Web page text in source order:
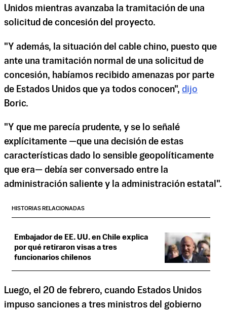
Unidos mientras avanzaba la tramitación de una
solicitud de concesión del proyecto.
"Y además, la situación del cable chino, puesto que
ante una tramitación normal de una solicitud de
concesión, habíamos recibido amenazas por parte
de Estados Unidos que ya todos conocen", dijo
Boric.
"Y que me parecía prudente, y se lo señalé
explícitamente —que una decisión de estas
características dado lo sensible geopolíticamente
que era— debía ser conversado entre la
administración saliente y la administración estatal".
HISTORIAS RELACIONADAS
Embajador de EE. UU. en Chile explica
por qué retiraron visas a tres
funcionarios chilenos
Luego, el 20 de febrero, cuando Estados Unidos
impuso sanciones a tres ministros del gobierno